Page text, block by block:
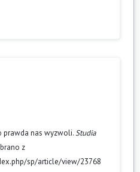
prawda nas wyzwoli.Studia
z
sp/article/view/23768